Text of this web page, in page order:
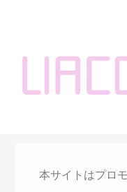
本サイトはプロ